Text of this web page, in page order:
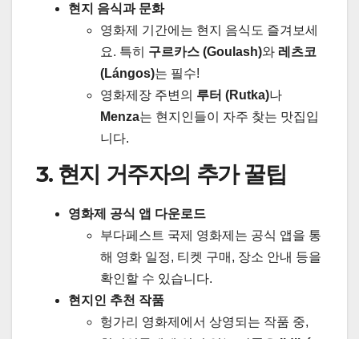
현지 음식과 문화
영화제 기간에는 현지 음식도 즐겨보세
요. 특히 구르카스 (Goulash)와 레츠코
(Lángos)는 필수!
영화제장 주변의 루터 (Rutka)나
Menza는 현지인들이 자주 찾는 맛집입
니다.
3. 현지 거주자의 추가 꿀팁
영화제 공식 앱 다운로드
부다페스트 국제 영화제는 공식 앱을 통
해 영화 일정, 티켓 구매, 장소 안내 등을
확인할 수 있습니다.
현지인 추천 작품
헝가리 영화제에서 상영되는 작품 중,